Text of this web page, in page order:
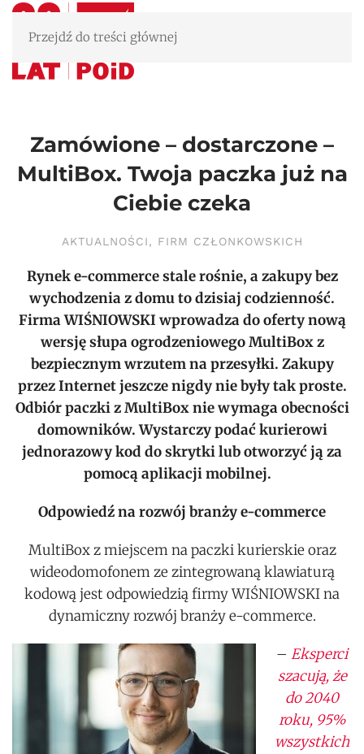
Przejdź do treści głównej
Zamówione – dostarczone –
MultiBox. Twoja paczka już na
Ciebie czeka
AKTUALNOŚCI, FIRM CZŁONKOWSKICH
Rynek e-commerce stale rośnie, a zakupy bez
wychodzenia z domu to dzisiaj codzienność.
Firma WIŚNIOWSKI wprowadza do oferty nową
wersję słupa ogrodzeniowegoMultiBoxz
bezpiecznym wrzutem na przesyłki. Zakupy
przez Internet jeszcze nigdy nie były tak proste.
Odbiór paczki zMultiBoxnie wymaga obecności
domowników. Wystarczy podać kurierowi
jednorazowy kod do skrytki lub otworzyć ją za
pomocą aplikacji mobilnej.
Odpowiedź na rozwój branży e-commerce
MultiBox z miejscem na paczki kurierskie oraz
wideodomofonem ze zintegrowaną klawiaturą
kodową jest odpowiedzią firmy WIŚNIOWSKI na
dynamiczny rozwój branży e-commerce.
– Eksperci
szacują, że
do 2040
roku, 95%
wszystkich